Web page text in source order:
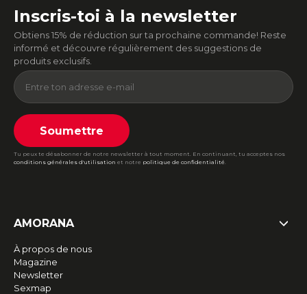
Inscris-toi à la newsletter
Obtiens 15% de réduction sur ta prochaine commande! Reste
informé et découvre régulièrement des suggestions de
produits exclusifs.
Soumettre
Tu peux te désabonner de notre newsletter à tout moment. En continuant, tu acceptes nos
conditions générales d'utilisation et notre politique de confidentialité.
AMORANA
À propos de nous
Magazine
Newsletter
Sexmap